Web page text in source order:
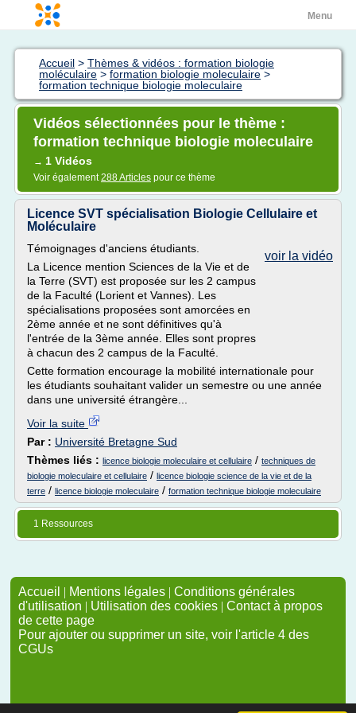
Menu
Accueil > Thèmes & vidéos : formation biologie
moléculaire > formation biologie moleculaire >
formation technique biologie moleculaire
Vidéos sélectionnées pour le thème :
formation technique biologie moleculaire
→ 1 Vidéos
Voir également288 Articles pour ce thème
Licence SVT spécialisation Biologie Cellulaire et
Moléculaire
voir la vidéo
Témoignages d'anciens étudiants.
La Licence mention Sciences de la Vie et de
la Terre (SVT) est proposée sur les 2 campus
de la Faculté (Lorient et Vannes). Les
spécialisations proposées sont amorcées en
2ème année et ne sont définitives qu'à
l'entrée de la 3ème année. Elles sont propres
à chacun des 2 campus de la Faculté.
Cette formation encourage la mobilité internationale pour
les étudiants souhaitant valider un semestre ou une année
dans une université étrangère...
Voir la suite
Par : Université Bretagne Sud
Thèmes liés : licence biologie moleculaire et cellulaire / techniques de
biologie moleculaire et cellulaire / licence biologie science de la vie et de la
terre / licence biologie moleculaire / formation technique biologie moleculaire
1 Ressources
Accueil | Mentions légales | Conditions générales
d'utilisation | Utilisation des cookies | Contact à propos
de cette page
Pour ajouter ou supprimer un site, voir l'article 4 des
CGUs